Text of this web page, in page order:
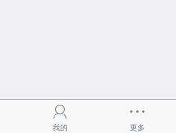
我的 更多